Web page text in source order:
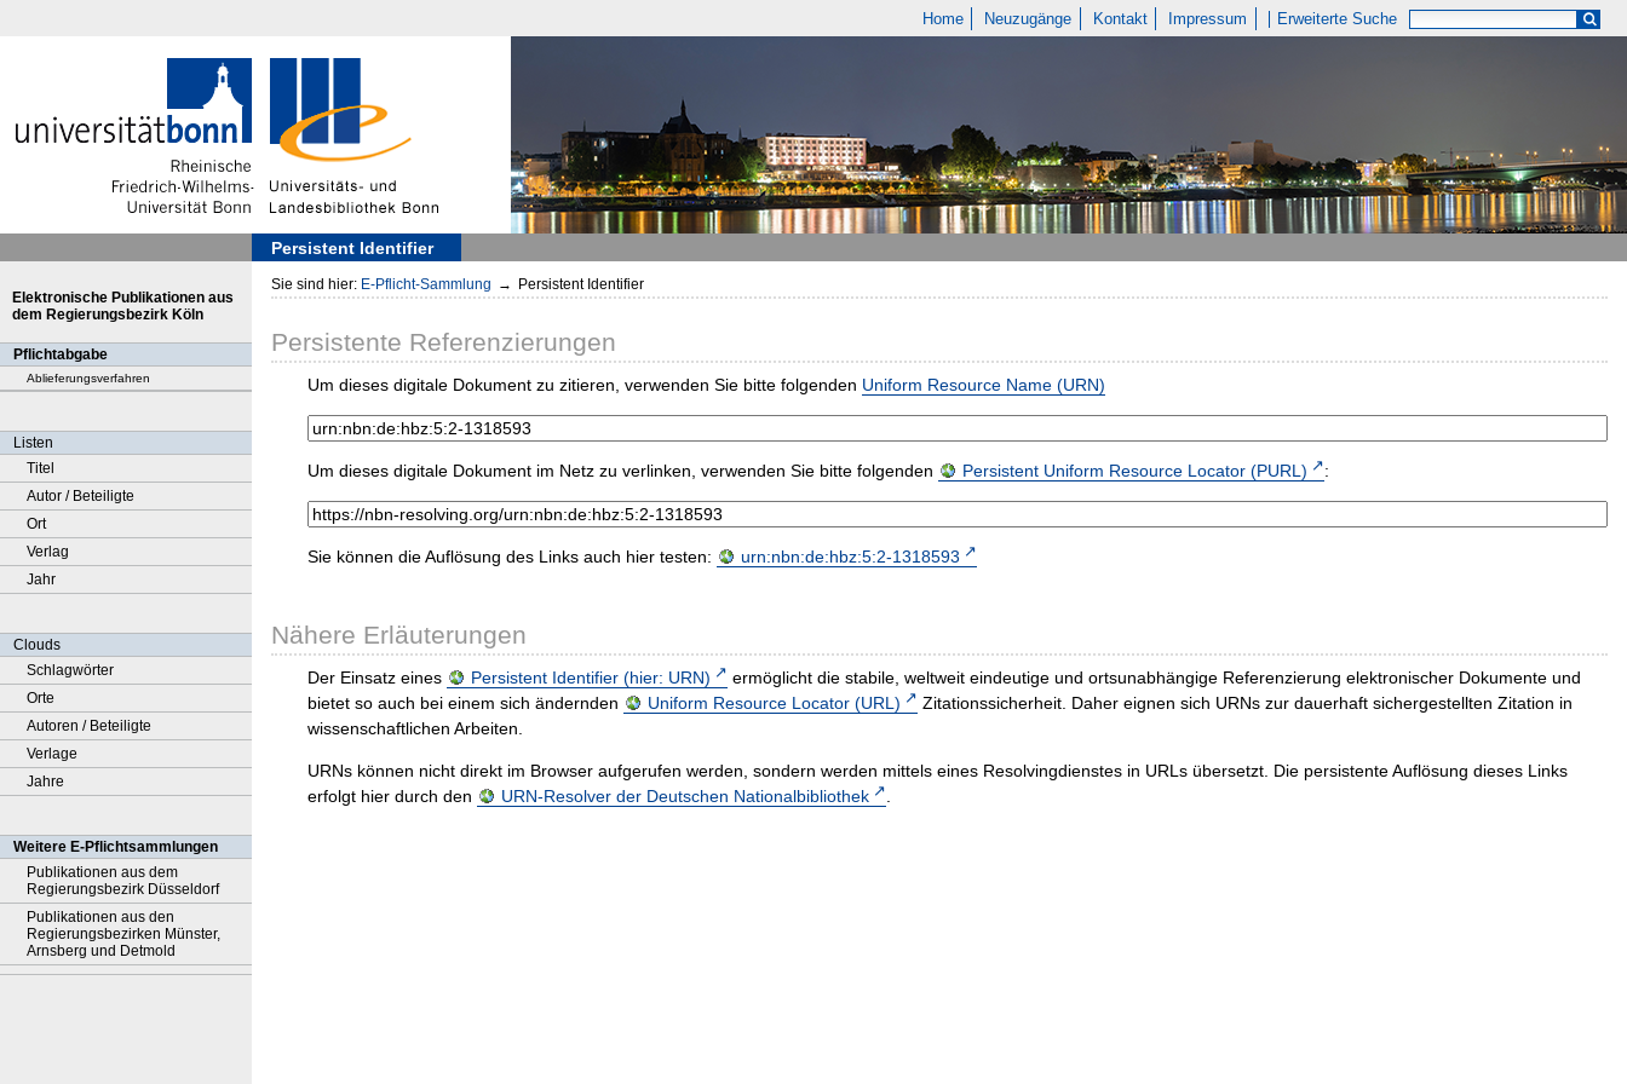
Home Neuzugänge Kontakt Impressum Erweiterte Suche
Persistent Identifier
Elektronische Publikationen aus
dem Regierungsbezirk Köln
Pflichtabgabe
Ablieferungsverfahren
Listen
Titel
Autor / Beteiligte
Ort
Verlag
Jahr
Clouds
Schlagwörter
Orte
Autoren / Beteiligte
Verlage
Jahre
Weitere E-Pflichtsammlungen
Publikationen aus dem
Regierungsbezirk Düsseldorf
Publikationen aus den
Regierungsbezirken Münster,
Arnsberg und Detmold
Sie sind hier: E-Pflicht-Sammlung → Persistent Identifier
Persistente Referenzierungen
Um dieses digitale Dokument zu zitieren, verwenden Sie bitte folgenden Uniform Resource Name (URN)
Um dieses digitale Dokument im Netz zu verlinken, verwenden Sie bitte folgenden Persistent Uniform Resource Locator (PURL) :
Sie können die Auflösung des Links auch hier testen: urn:nbn:de:hbz:5:2-1318593
Nähere Erläuterungen
Der Einsatz eines Persistent Identifier (hier: URN)
ermöglicht die stabile, weltweit eindeutige und ortsunabhängige Referenzierung elektronischer Dokumente und
bietet so auch bei einem sich ändernden
Uniform Resource Locator (URL)
Zitationssicherheit. Daher eignen sich URNs zur dauerhaft sichergestellten Zitation in
wissenschaftlichen Arbeiten.
URNs können nicht direkt im Browser aufgerufen werden, sondern werden mittels eines Resolvingdienstes in URLs übersetzt. Die persistente Auflösung dieses Links
erfolgt hier durch den
URN-Resolver der Deutschen Nationalbibliothek .